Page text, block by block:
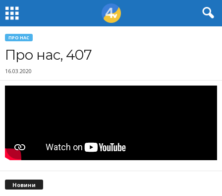
ПРО НАС
Про нас, 407
16.03.2020
Новини